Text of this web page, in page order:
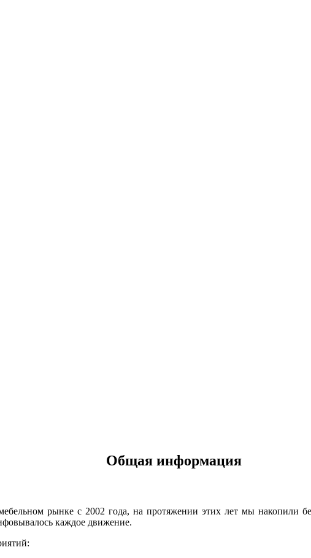
Общая информация
рынке с 2002 года, на протяжении этих лет мы накопили
каждое движение.